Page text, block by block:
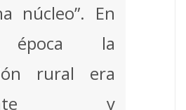
núcleo”. En
época la
rural era
y